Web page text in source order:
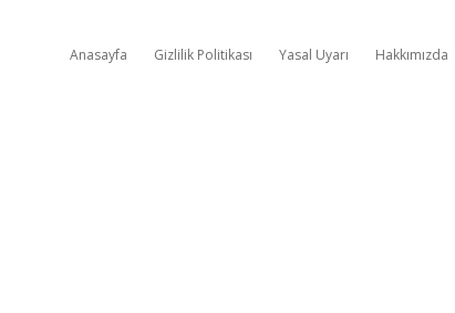
Anasayfa Gizlilik Politikası Yasal Uyarı Hakkımızda